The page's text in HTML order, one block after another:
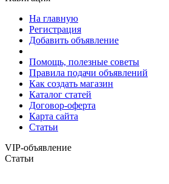
На главную
Регистрация
Добавить объявление
Помощь, полезные советы
Правила подачи объявлений
Как создать магазин
Каталог статей
Договор-оферта
Карта сайта
Статьи
VIP-объявление
Статьи